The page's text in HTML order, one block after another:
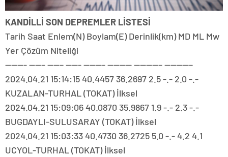
KANDİLLİ SON DEPREMLER LİSTESİ
Tarih Saat Enlem(N) Boylam(E) Derinlik(km) MD ML Mw
Yer Çözüm Niteliği
———- ——– ——– ——- ———- ———— ————– ————–
2024.04.21 15:14:15 40.4457 36.2697 2.5 -.- 2.0 -.-
KUZALAN-TURHAL (TOKAT) İlksel
2024.04.21 15:09:06 40.0870 35.9867 1.9 -.- 2.3 -.-
BUGDAYLI-SULUSARAY (TOKAT) İlksel
2024.04.21 15:03:33 40.4730 36.2725 5.0 -.- 4.2 4.1
UCYOL-TURHAL (TOKAT) İlksel